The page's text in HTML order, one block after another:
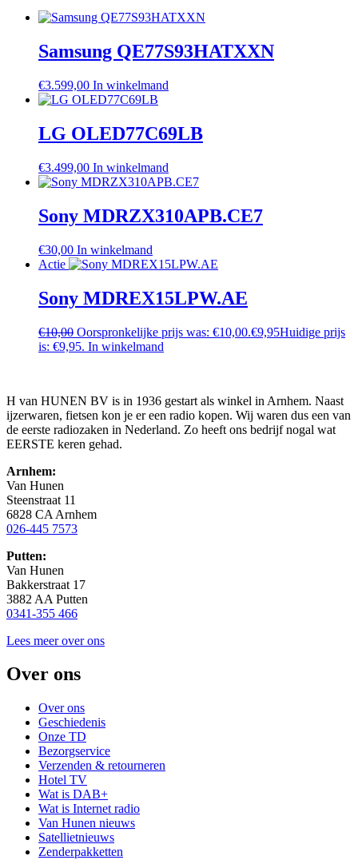
Samsung QE77S93HATXXN
€3.599,00 In winkelmand
LG OLED77C69LB
€3.499,00 In winkelmand
Sony MDRZX310APB.CE7
€30,00 In winkelmand
Actie
Sony MDREX15LPW.AE
€10,00 Oorspronkelijke prijs was: €10,00.€9,95Huidige prijs
is: €9,95. In winkelmand
H van HUNEN BV is in 1936 gestart als winkel in Arnhem. Naast
ijzerwaren, fietsen kon je er een radio kopen. Wij waren dus een van
de eerste radiozaken in Nederland. Zo heeft ons bedrijf nogal wat
EERSTE keren gehad.
Arnhem:
Van Hunen
Steenstraat 11
6828 CA Arnhem
026-445 7573
Putten:
Van Hunen
Bakkerstraat 17
3882 AA Putten
0341-355 466
Lees meer over ons
Over ons
Over ons
Geschiedenis
Onze TD
Bezorgservice
Verzenden & retourneren
Hotel TV
Wat is DAB+
Wat is Internet radio
Van Hunen nieuws
Satellietnieuws
Zenderpakketten